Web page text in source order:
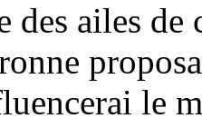
des ailes
le